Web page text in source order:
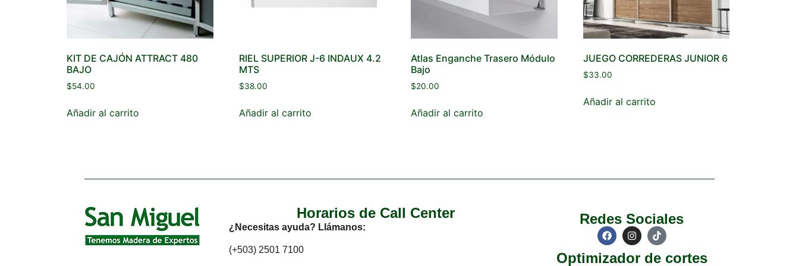
KIT DE CAJÓN ATTRACT 480
BAJO
$54.00
Añadir al carrito
RIEL SUPERIOR J-6 INDAUX 4.2
MTS
$38.00
Añadir al carrito
Atlas Enganche Trasero Módulo
Bajo
$20.00
Añadir al carrito
JUEGO CORREDERAS JUNIOR 6
$33.00
Añadir al carrito
Horarios de Call Center
¿Necesitas ayuda? Llámanos:
(+503) 2501 7100
Redes Sociales
Optimizador de cortes